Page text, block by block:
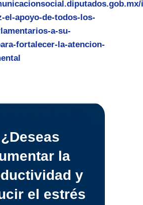
el-apoyo-de-todos-los-
a-su-
fortalecer-la-atencion-
¿Deseas
la
y
el estrés